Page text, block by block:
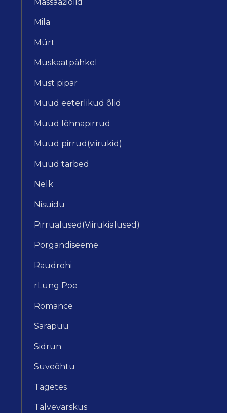
Mila
Mürt
Muskaatpähkel
Must pipar
Muud eeterlikud õlid
Muud lõhnapirrud
Muud pirrud(viirukid)
Muud tarbed
Nelk
Nisuidu
Pirrualused(Viirukialused)
Porgandiseeme
Raudrohi
rLung Poe
Romance
Sarapuu
Sidrun
Suveõhtu
Tagetes
Talvevärskus